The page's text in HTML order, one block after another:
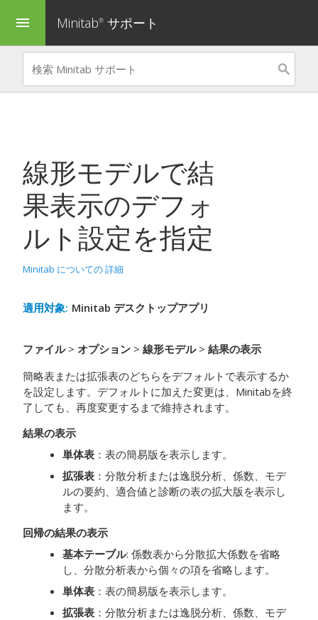
menu Minitab® サポート
線形モデルで結
果表示のデフォ
ルト設定を指定
Minitab についての 詳細
適用対象: Minitab デスクトップアプリ
ファイル> オプション > 線形モデル> 結果の表示
簡略表または拡張表のどちらをデフォルトで表示するか
を設定します。デフォルトに加えた変更は、Minitabを終
了しても、再度変更するまで維持されます。
結果の表示
単体表 ：表の簡易版を表示します。
拡張表 ：分散分析または逸脱分析、係数、モデ
ルの要約、適合値と診断の表の拡大版を表示し
ます。
回帰の結果の表示
基本テーブル: 係数表から分散拡大係数を省略
し、分散分析表から個々の項を省略します。
単体表 ：表の簡易版を表示します。
拡張表 ：分散分析または逸脱分析、係数、モデ